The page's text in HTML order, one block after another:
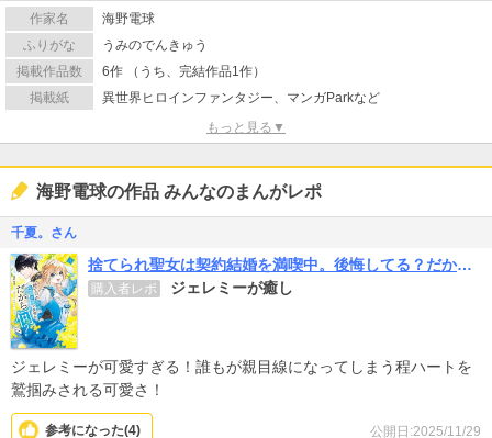
作家名
海野電球
ふりがな
うみのでんきゅう
掲載作品数
6作 （うち、完結作品1作）
掲載紙
異世界ヒロインファンタジー、マンガParkなど
もっと見る▼
海野電球の作品 みんなのまんがレポ
千夏。さん
捨てられ聖女は契約結婚を満喫中。後悔してる？だから何？
購入者レポ ジェレミーが癒し
ジェレミーが可愛すぎる！誰もが親目線になってしまう程ハートを
鷲掴みされる可愛さ！
公開日:2025/11/29
参考になった(4)